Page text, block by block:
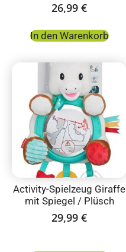
26,99 €
In den Warenkorb
Activity-Spielzeug Giraffe
mit Spiegel / Plüsch
29,99 €